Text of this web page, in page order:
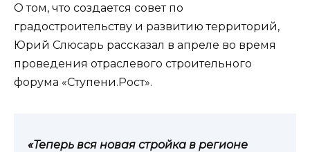
О том, что создается совет по
градостроительству и развитию территорий,
Юрий Слюсарь рассказал в апреле во время
проведения отраслевого строительного
форума «Ступени.Рост».
«Теперь вся новая стройка в регионе